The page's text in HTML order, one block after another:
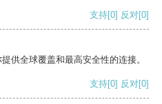
支持[0] 反对[0]
供全球覆盖和最高安全性的连接。
支持[0] 反对[0]